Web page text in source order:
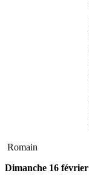
Romain
Dimanche 16 février